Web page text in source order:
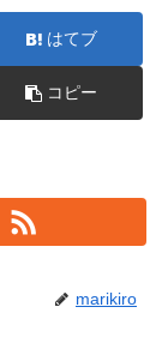
はてブ
コピー
marikiro